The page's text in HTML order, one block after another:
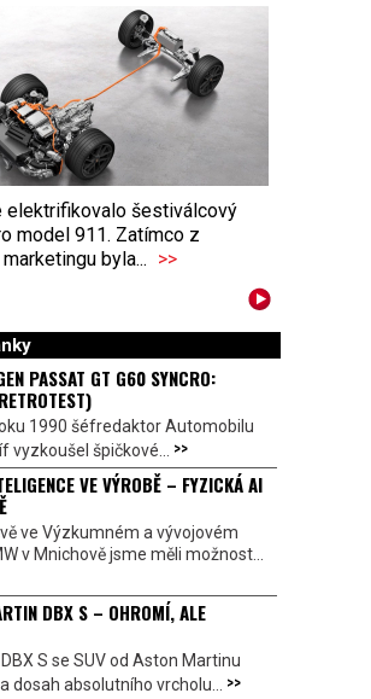
elektrifikovalo šestiválcový
model 911. Zatímco z
byla... >>
PASSAT GT G60 SYNCRO:
1990 šéfredaktor Automobilu
vyzkoušel špičkové... >>
VE VÝROBĚ – FYZICKÁ AI
ve Výzkumném a vývojovém
v Mnichově jsme měli možnost...
DBX S – OHROMÍ, ALE
S se SUV od Aston Martinu
dosah absolutního vrcholu... >>